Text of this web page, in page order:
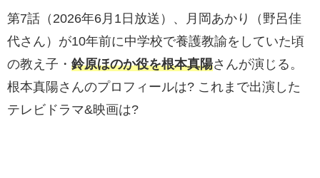
第7話（2026年6月1日放送）、月岡あかり（野呂佳
代さん）が10年前に中学校で養護教諭をしていた頃
の教え子・ 鈴原ほのか役を根本真陽さんが演じる。
根本真陽さんのプロフィールは? これまで出演した
テレビドラマ&映画は?